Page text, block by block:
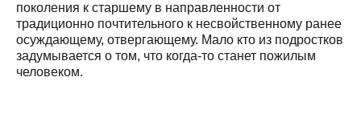
поколения к старшему в направленности от
традиционно почтительного к несвойственному ранее
осуждающему, отвергающему. Мало кто из подростков
задумывается о том, что когда-то станет пожилым
человеком.